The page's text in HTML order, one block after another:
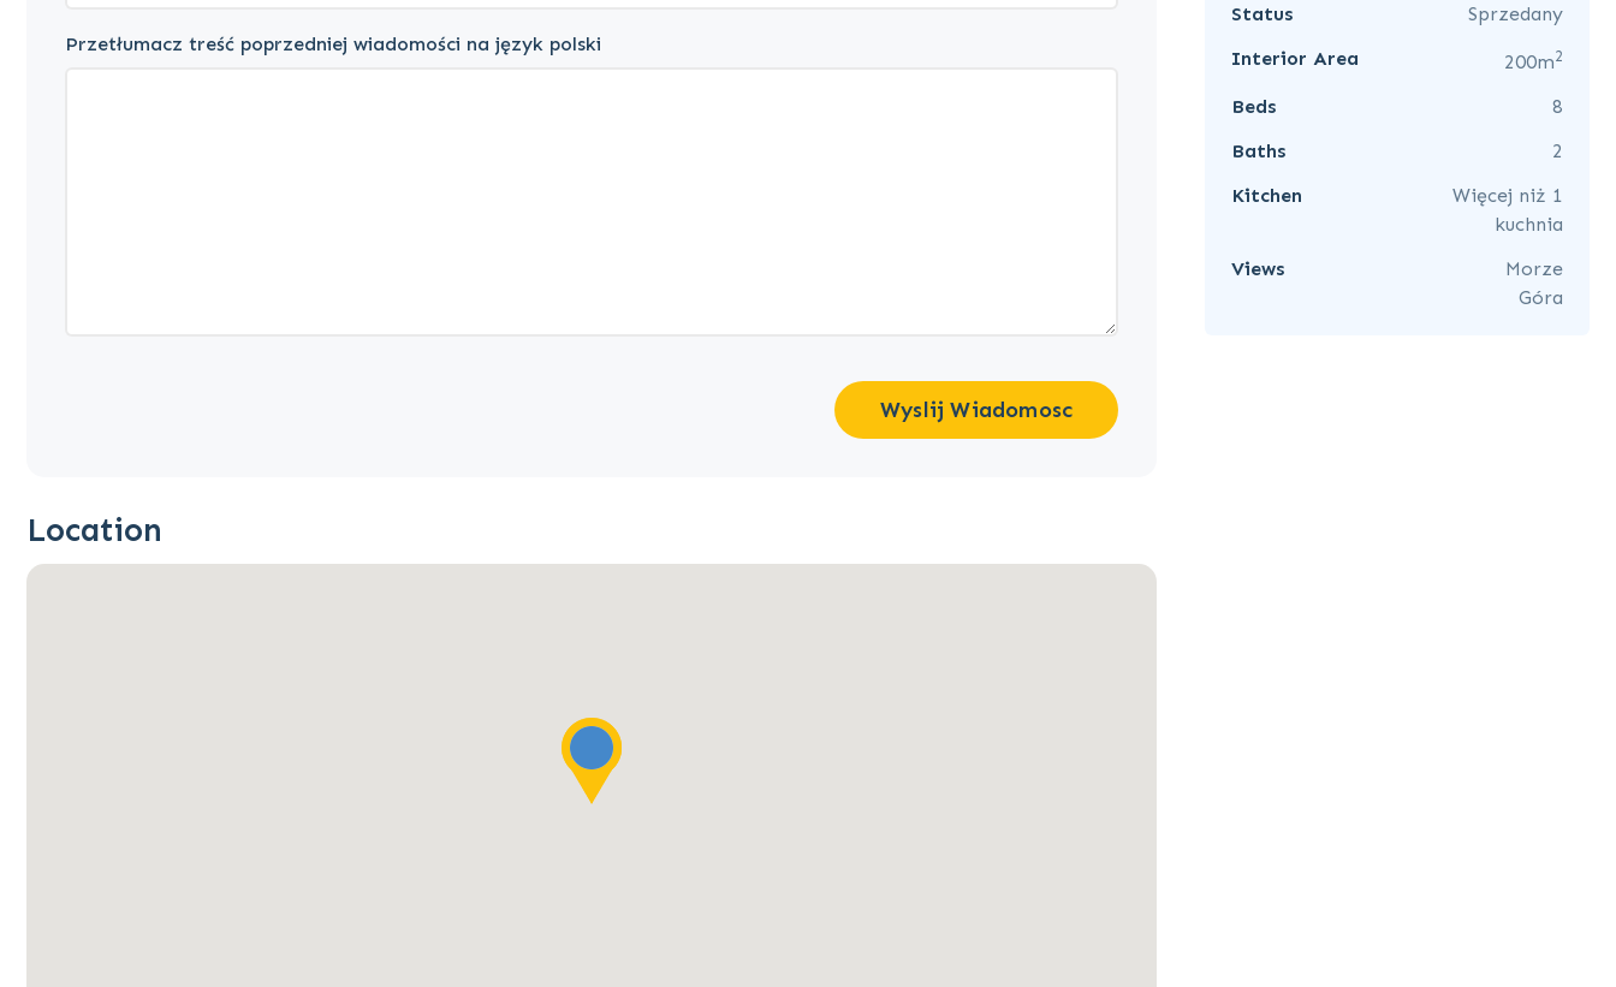
Przetłumacz treść poprzedniej wiadomości na język polski
Wyslij Wiadomosc
Location
Status
Sprzedany
Interior Area
200m2
Beds
8
Baths
2
Kitchen
Więcej niż 1
kuchnia
Views
Morze
Góra